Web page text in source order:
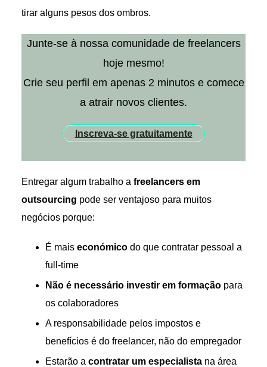
tirar alguns pesos dos ombros.
Junte-se à nossa comunidade de freelancers
hoje mesmo!
Crie seu perfil em apenas 2 minutos e comece
a atrair novos clientes.
Inscreva-se gratuitamente
Entregar algum trabalho a freelancers em
outsourcing pode ser ventajoso para muitos
negócios porque:
É mais económicodo que contratar pessoal a
full-time
Não é necessário investir em formaçãopara
os colaboradores
A responsabilidade pelos impostos e
benefícios é do freelancer, não do empregador
Estarão a contratar um especialistana área